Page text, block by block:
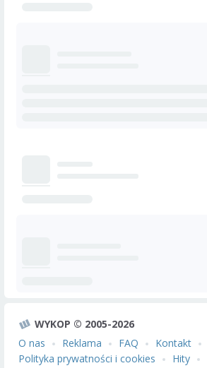
WYKOP © 2005-2026
O nas
Reklama FAQ Kontakt
Polityka prywatności i cookies
Hity